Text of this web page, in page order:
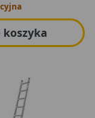
koszyka